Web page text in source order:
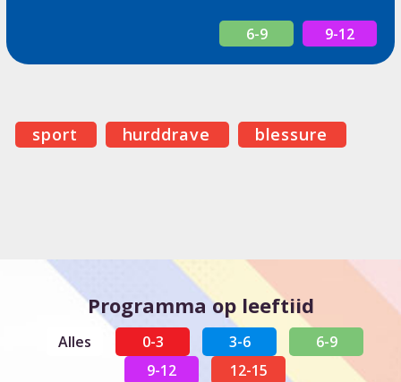
6-9 9-12
sport hurddrave blessure
Programma op leeftiid
Alles 0-3 3-6
6-9
9-12
12-15